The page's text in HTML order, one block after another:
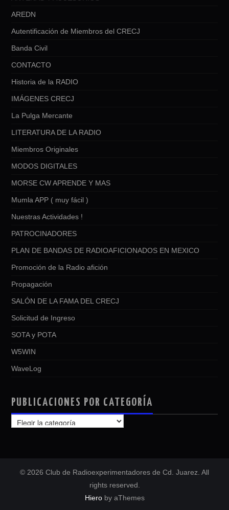
AREDN
Autentificación de Miembros del CRECJ
Banda Civil
CONTACTO
Historia de la RADIO
IMÁGENES CRECJ
La Pulga Mercante
LITERATURA DE LA RADIO
Miembros Originales
MODOS DIGITALES
MORSE CW APRENDE Y MAS
Mumla APP ( muy fácil )
Nuestras Actividades !
PATROCINADORES
PLAN DE BANDAS DE RADIOAFICIONADOS EN MEXICO
Promoción de la Radio afición
Propagación
SALÓN DE LA FAMA DEL CRECJ
Solicitud de Ingreso
SOTA y POTA
W5WIN
WaveLog
PUBLICACIONES POR CATEGORÍA
PUBLICACIONES
POR
© 2026 Club de Radioexperimentadores de Cd. Juarez. All
rights reserved.
Hieroby aThemes